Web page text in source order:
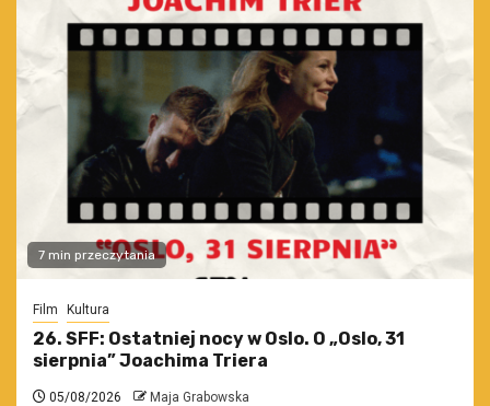
7 min przeczytania
Film Kultura
26. SFF: Ostatniej nocy w Oslo. O „Oslo, 31
sierpnia” Joachima Triera
05/08/2026 Maja Grabowska